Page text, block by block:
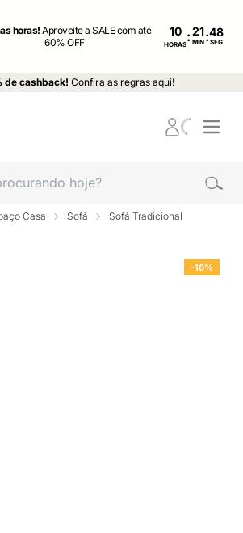
horas!Aproveite a SALE com até
60% OFF
10
HORAS: MIN : SEG
de cashback! Confira as regras aqui!
Casa Sofá Sofá Tradicional
-16%